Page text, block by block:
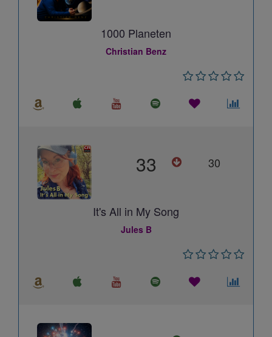
1000 Planeten
Christian Benz
33 30
It's All in My Song
Jules B